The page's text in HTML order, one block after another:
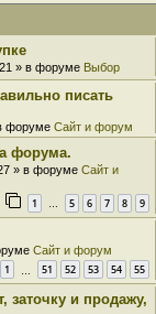
» в форуме Выбор
писать
форуме Сайт и форум
форума.
» в форуме Сайт и
1 … 5 6 7 8 9
Сайт и форум
1 51 52 53 54 55
заточку и продажу,